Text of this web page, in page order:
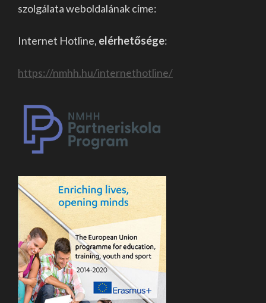
szolgálata weboldalának címe:
Internet Hotline, elérhetősége:
https://nmhh.hu/internethotline/